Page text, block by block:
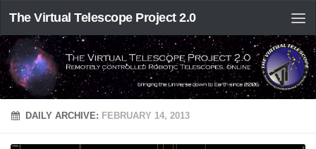
The Virtual Telescope Project 2.0
DAILY ARCHIVE: FEBRUARY 14, 2013